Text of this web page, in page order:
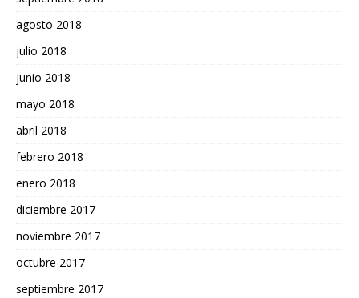
agosto 2018
julio 2018
junio 2018
mayo 2018
abril 2018
febrero 2018
enero 2018
diciembre 2017
noviembre 2017
octubre 2017
septiembre 2017